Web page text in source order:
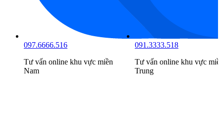
097.6666.516
Tư vấn online khu vực miền
Nam
091.3333.518
Tư vấn online khu vực
Trung